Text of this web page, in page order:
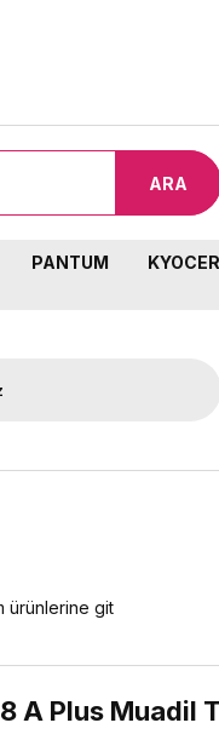
ARA
PANTUM
ürünlerine git
A Plus Muadil